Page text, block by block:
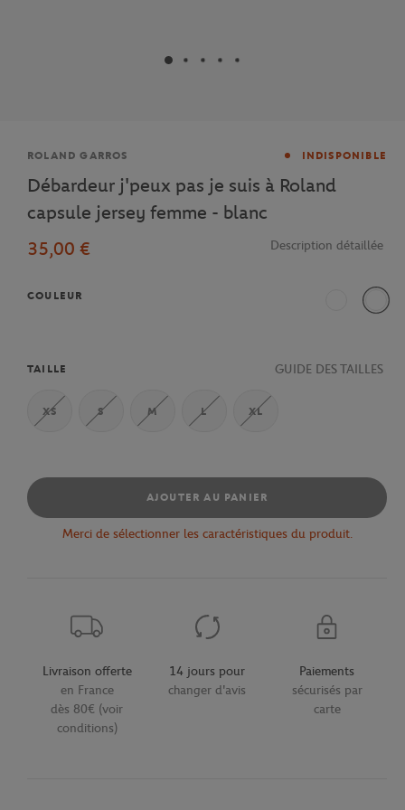
Marque
ROLAND GARROS INDISPONIBLE
Débardeur j'peux pas je suis à Roland
capsule jersey femme - blanc
35,00 €
Description détaillée
COULEUR
Blanc Blanc
TAILLE GUIDE DES TAILLES
XS S M L XL
AJOUTER AU PANIER
Merci de sélectionner les caractéristiques du produit.
Livraison offerte
en France
dès 80€ (voir
conditions)
14 jours pour
changer d'avis
Paiements
sécurisés par
carte